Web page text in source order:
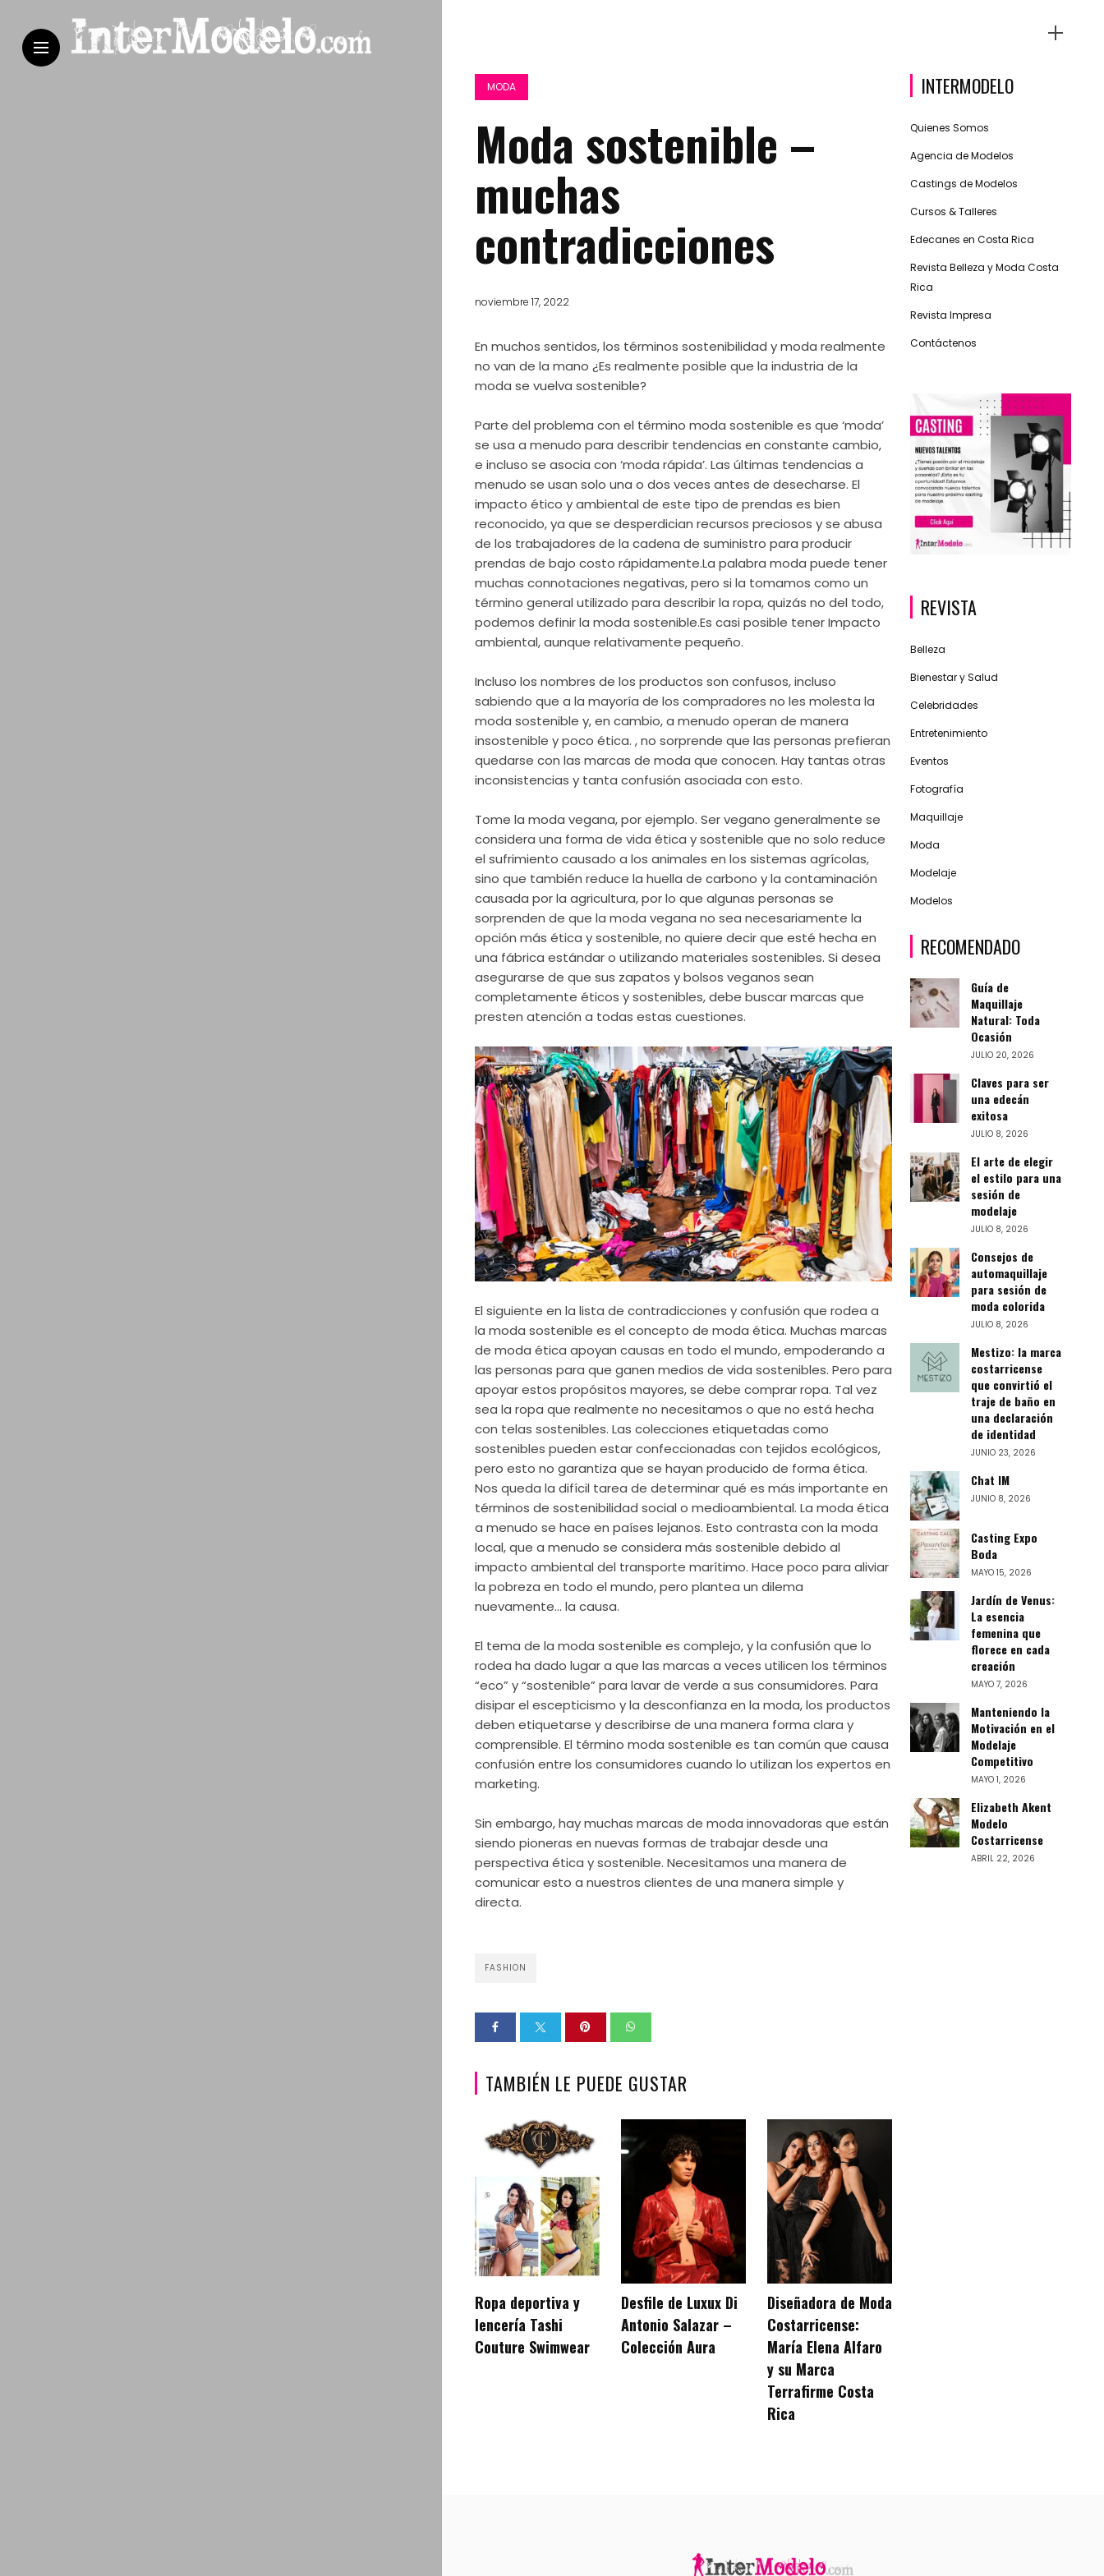
MODA
Moda sostenible –
muchas
contradicciones
noviembre 17, 2022
En muchos sentidos, los términos sostenibilidad y moda realmente
no van de la mano ¿Es realmente posible que la industria de la
moda se vuelva sostenible?
Parte del problema con el término moda sostenible es que ‘moda’
se usa a menudo para describir tendencias en constante cambio,
e incluso se asocia con ‘moda rápida’. Las últimas tendencias a
menudo se usan solo una o dos veces antes de desecharse. El
impacto ético y ambiental de este tipo de prendas es bien
reconocido, ya que se desperdician recursos preciosos y se abusa
de los trabajadores de la cadena de suministro para producir
prendas de bajo costo rápidamente.La palabra moda puede tener
muchas connotaciones negativas, pero si la tomamos como un
término general utilizado para describir la ropa, quizás no del todo,
podemos definir la moda sostenible.Es casi posible tener Impacto
ambiental, aunque relativamente pequeño.
Incluso los nombres de los productos son confusos, incluso
sabiendo que a la mayoría de los compradores no les molesta la
moda sostenible y, en cambio, a menudo operan de manera
insostenible y poco ética. , no sorprende que las personas prefieran
quedarse con las marcas de moda que conocen. Hay tantas otras
inconsistencias y tanta confusión asociada con esto.
Tome la moda vegana, por ejemplo. Ser vegano generalmente se
considera una forma de vida ética y sostenible que no solo reduce
el sufrimiento causado a los animales en los sistemas agrícolas,
sino que también reduce la huella de carbono y la contaminación
causada por la agricultura, por lo que algunas personas se
sorprenden de que la moda vegana no sea necesariamente la
opción más ética y sostenible, no quiere decir que esté hecha en
una fábrica estándar o utilizando materiales sostenibles. Si desea
asegurarse de que sus zapatos y bolsos veganos sean
completamente éticos y sostenibles, debe buscar marcas que
presten atención a todas estas cuestiones.
El siguiente en la lista de contradicciones y confusión que rodea a
la moda sostenible es el concepto de moda ética. Muchas marcas
de moda ética apoyan causas en todo el mundo, empoderando a
las personas para que ganen medios de vida sostenibles. Pero para
apoyar estos propósitos mayores, se debe comprar ropa. Tal vez
sea la ropa que realmente no necesitamos o que no está hecha
con telas sostenibles. Las colecciones etiquetadas como
sostenibles pueden estar confeccionadas con tejidos ecológicos,
pero esto no garantiza que se hayan producido de forma ética.
Nos queda la difícil tarea de determinar qué es más importante en
términos de sostenibilidad social o medioambiental. La moda ética
a menudo se hace en países lejanos. Esto contrasta con la moda
local, que a menudo se considera más sostenible debido al
impacto ambiental del transporte marítimo. Hace poco para aliviar
la pobreza en todo el mundo, pero plantea un dilema
nuevamente… la causa.
El tema de la moda sostenible es complejo, y la confusión que lo
rodea ha dado lugar a que las marcas a veces utilicen los términos
“eco” y “sostenible” para lavar de verde a sus consumidores. Para
disipar el escepticismo y la desconfianza en la moda, los productos
deben etiquetarse y describirse de una manera forma clara y
comprensible. El término moda sostenible es tan común que causa
confusión entre los consumidores cuando lo utilizan los expertos en
marketing.
Sin embargo, hay muchas marcas de moda innovadoras que están
siendo pioneras en nuevas formas de trabajar desde una
perspectiva ética y sostenible. Necesitamos una manera de
comunicar esto a nuestros clientes de una manera simple y
directa.
FASHION
TAMBIÉN LE PUEDE GUSTAR
Ropa deportiva y
lencería Tashi
Couture Swimwear
Desfile de Luxux Di
Antonio Salazar –
Colección Aura
Diseñadora de Moda
Costarricense:
María Elena Alfaro
y su Marca
Terrafirme Costa
Rica
INTERMODELO
Quienes Somos
Agencia de Modelos
Castings de Modelos
Cursos & Talleres
Edecanes en Costa Rica
Revista Belleza y Moda Costa
Rica
Revista Impresa
Contáctenos
REVISTA
Belleza
Bienestar y Salud
Celebridades
Entretenimiento
Eventos
Fotografía
Maquillaje
Moda
Modelaje
Modelos
RECOMENDADO
Guía de
Maquillaje
Natural: Toda
Ocasión
JULIO 20, 2026
Claves para ser
una edecán
exitosa
JULIO 8, 2026
El arte de elegir
el estilo para una
sesión de
modelaje
JULIO 8, 2026
Consejos de
automaquillaje
para sesión de
moda colorida
JULIO 8, 2026
Mestizo: la marca
costarricense
que convirtió el
traje de baño en
una declaración
de identidad
JUNIO 23, 2026
Chat IM
JUNIO 8, 2026
Casting Expo
Boda
MAYO 15, 2026
Jardín de Venus:
La esencia
femenina que
florece en cada
creación
MAYO 7, 2026
Manteniendo la
Motivación en el
Modelaje
Competitivo
MAYO 1, 2026
Elizabeth Akent
Modelo
Costarricense
ABRIL 22, 2026